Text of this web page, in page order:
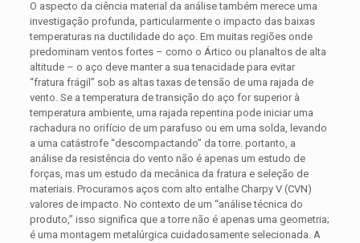
O aspecto da ciência material da análise também merece uma
investigação profunda, particularmente o impacto das baixas
temperaturas na ductilidade do aço. Em muitas regiões onde
predominam ventos fortes – como o Ártico ou planaltos de alta
altitude – o aço deve manter a sua tenacidade para evitar
“fratura frágil” sob as altas taxas de tensão de uma rajada de
vento. Se a temperatura de transição do aço for superior à
temperatura ambiente, uma rajada repentina pode iniciar uma
rachadura no orifício de um parafuso ou em uma solda, levando
a uma catástrofe “descompactando” da torre. portanto, a
análise da resistência do vento não é apenas um estudo de
forças, mas um estudo da mecânica da fratura e seleção de
materiais. Procuramos aços com alto entalhe Charpy V (CVN)
valores de impacto. No contexto de um “análise técnica do
produto,” isso significa que a torre não é apenas uma geometria;
é uma montagem metalúrgica cuidadosamente selecionada. A